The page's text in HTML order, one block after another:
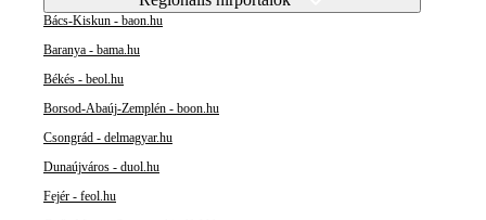
Bács-Kiskun - baon.hu
Baranya - bama.hu
Békés - beol.hu
Borsod-Abaúj-Zemplén - boon.hu
Csongrád - delmagyar.hu
Dunaújváros - duol.hu
Fejér - feol.hu